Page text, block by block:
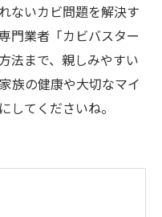
ないカビ問題を解決す
門業者「カビバスター
法まで、親しみやすい
族の健康や大切なマイ
してくださいね。